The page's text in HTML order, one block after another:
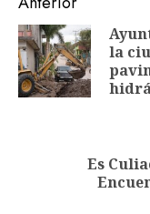
de
entradas
la
Siguiente
Es